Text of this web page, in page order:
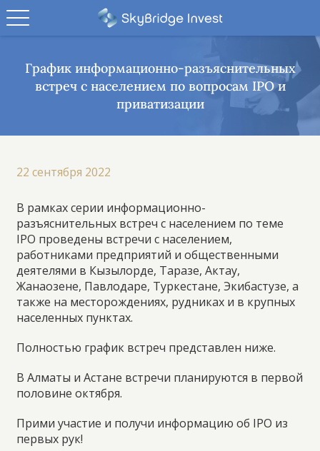
График информационно-разъяснительных
встреч с населением по вопросам IPO и
приватизации
22 сентября 2022
В рамках серии информационно-
разъяснительных встреч с населением по теме
IPO проведены встречи с населением,
работниками предприятий и общественными
деятелями в Кызылорде, Таразе, Актау,
Жанаозене, Павлодаре, Туркестане, Экибастузе, а
также на месторождениях, рудниках и в крупных
населенных пунктах.
Полностью график встреч представлен ниже.
В Алматы и Астане встречи планируются в первой
половине октября.
Прими участие и получи информацию об IPO из
первых рук!